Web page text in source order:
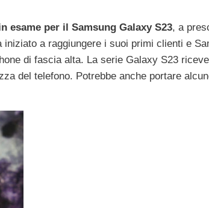
esame per il Samsung Galaxy S23, a
a raggiungere i suoi primi clienti e
di fascia alta. La serie Galaxy S23 riceve
del telefono. Potrebbe anche portare